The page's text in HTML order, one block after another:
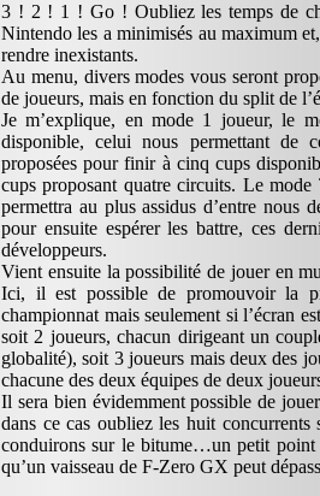
3 ! 2 ! 1 ! Go ! Oubliez les temps de
Nintendo les a minimisés au maximum
rendre inexistants.
Au menu, divers modes vous seront
de joueurs, mais en fonction du split de
Je m’explique, en mode 1 joueur, le
disponible, celui nous permettant de
proposées pour finir à cinq cups
cups proposant quatre circuits. Le
permettra au plus assidus d’entre nous
pour ensuite espérer les battre, ces
développeurs.
Vient ensuite la possibilité de jouer en
Ici, il est possible de promouvoir la
championnat mais seulement si l’écran
soit 2 joueurs, chacun dirigeant un
globalité), soit 3 joueurs mais deux des
chacune des deux équipes de deux
Il sera bien évidemment possible de
dans ce cas oubliez les huit
conduirons sur le bitume…un petit point
qu’un vaisseau de F-Zero GX peut